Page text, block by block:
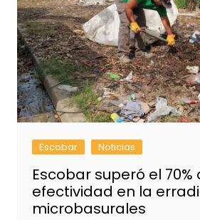
Escobar Noticias
Escobar superó el 70%
efectividad en la
microbasurales